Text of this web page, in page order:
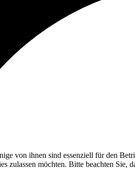
von ihnen sind essenziell für den
zulassen möchten. Bitte beachten